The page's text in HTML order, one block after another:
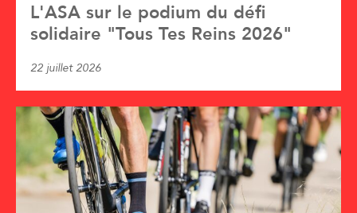
L'ASA sur le podium du défi
solidaire "Tous Tes Reins 2026"
22 juillet 2026